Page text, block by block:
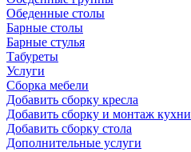
Обеденные столы
Барные столы
Барные стулья
Табуреты
Услуги
Сборка мебели
Добавить сборку кресла
Добавить сборку и монтаж кухни
Добавить сборку стола
Дополнительные услуги